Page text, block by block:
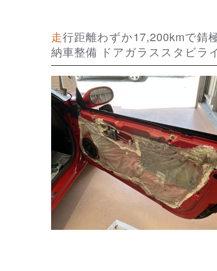
走行距離わずか17,200kmで錆極少 フルノーマル状態の程度極上 HONDA BEAT
納車整備 ドアガラススタビラ